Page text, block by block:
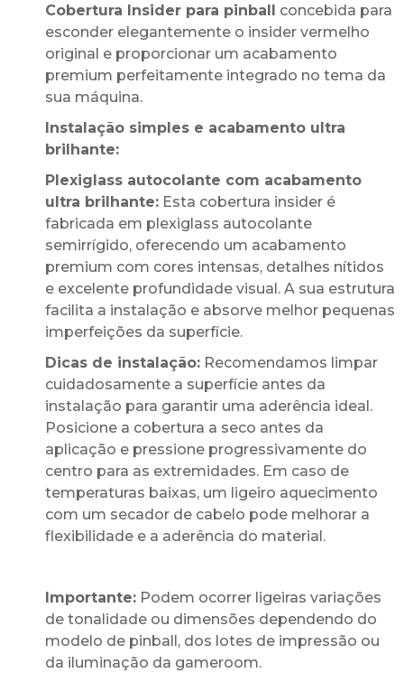
Cobertura Insider para pinball
concebida para
esconder elegantemente o insider vermelho
original e proporcionar um acabamento
premium perfeitamente integrado no tema da
sua máquina.
Instalação simples e acabamento ultra
brilhante:
Plexiglass autocolante com acabamento
ultra brilhante: Esta cobertura insider é
fabricada em plexiglass autocolante
semirrígido, oferecendo um acabamento
premium com cores intensas, detalhes nítidos
e excelente profundidade visual. A sua estrutura
facilita a instalação e absorve melhor pequenas
imperfeições da superfície.
Dicas de instalação: Recomendamos limpar
cuidadosamente a superfície antes da
instalação para garantir uma aderência ideal.
Posicione a cobertura a seco antes da
aplicação e pressione progressivamente do
centro para as extremidades. Em caso de
temperaturas baixas, um ligeiro aquecimento
com um secador de cabelo pode melhorar a
flexibilidade e a aderência do material.
Importante: Podem ocorrer ligeiras variações
de tonalidade ou dimensões dependendo do
modelo de pinball, dos lotes de impressão ou
da iluminação da gameroom.